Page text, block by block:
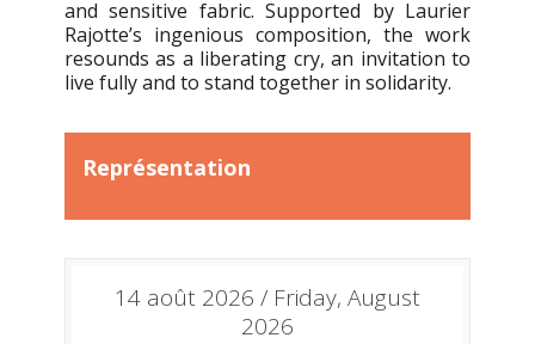
and sensitive fabric. Supported by Laurier
Rajotte’s ingenious composition, the work
resounds as a liberating cry, an invitation to
live fully and to stand together in solidarity.
Représentation
14 août 2026 / Friday, August
2026